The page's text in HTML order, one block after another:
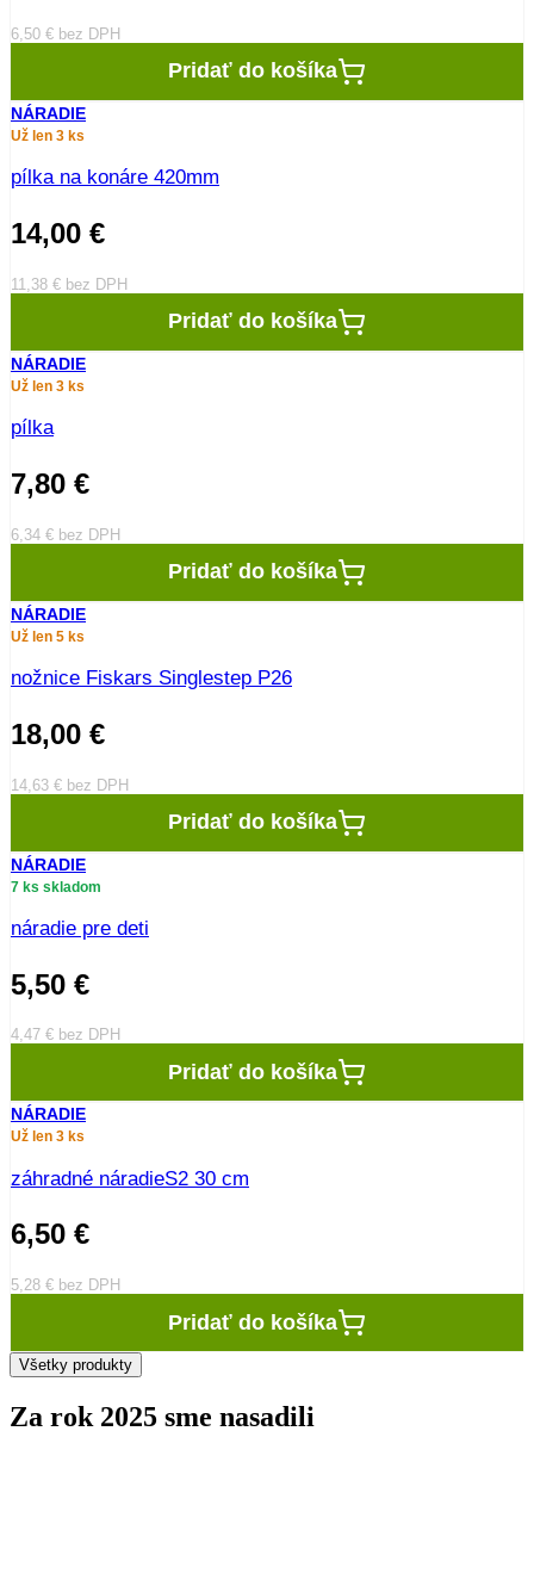
6,50 € bez DPH
Pridať do košíka
NÁRADIE
Už len 3 ks
pílka na konáre 420mm
14,00 €
11,38 € bez DPH
Pridať do košíka
NÁRADIE
Už len 3 ks
pílka
7,80 €
6,34 € bez DPH
Pridať do košíka
NÁRADIE
Už len 5 ks
nožnice Fiskars Singlestep P26
18,00 €
14,63 € bez DPH
Pridať do košíka
NÁRADIE
7 ks skladom
náradie pre deti
5,50 €
4,47 € bez DPH
Pridať do košíka
NÁRADIE
Už len 3 ks
záhradné náradieS2 30 cm
6,50 €
5,28 € bez DPH
Pridať do košíka
Všetky produkty
Za rok 2025 sme nasadili